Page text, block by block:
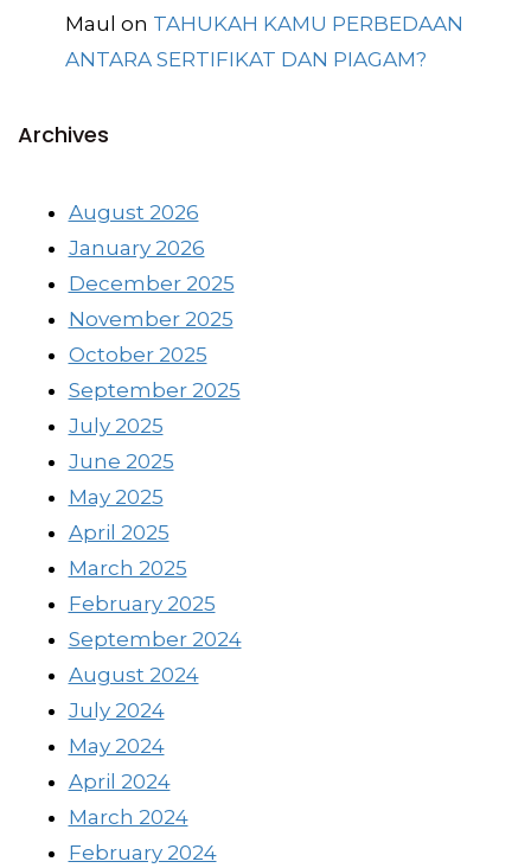
Maul on TAHUKAH KAMU PERBEDAAN
ANTARA SERTIFIKAT DAN PIAGAM?
Archives
August 2026
January 2026
December 2025
November 2025
October 2025
September 2025
July 2025
June 2025
May 2025
April 2025
March 2025
February 2025
September 2024
August 2024
July 2024
May 2024
April 2024
March 2024
February 2024